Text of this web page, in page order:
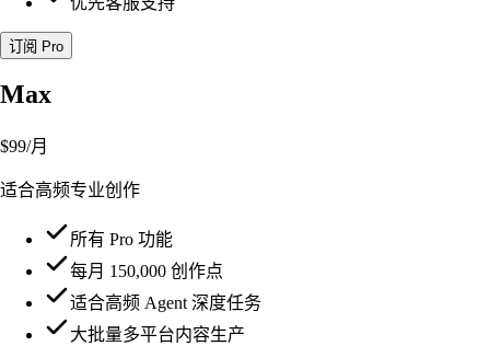
订阅 Pro
Max
$99/月
适合高频专业创作
所有 Pro 功能
每月 150,000 创作点
适合高频 Agent 深度任务
大批量多平台内容生产